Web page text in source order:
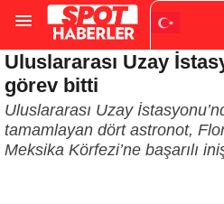
Turkish ▼
Uluslararası Uzay
görev bitti
Uluslararası Uzay
tamamlayan dört astronot,
Meksika Körfezi’ne başarılı